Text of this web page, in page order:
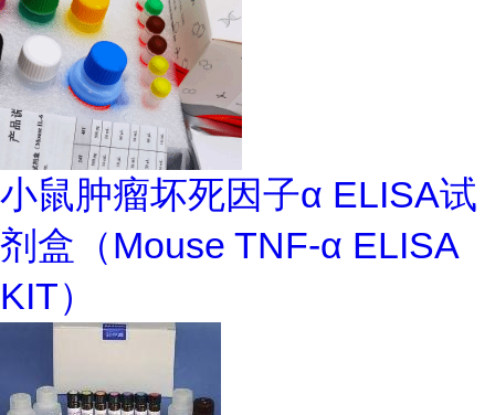
小鼠肿瘤坏死因子α ELISA试
剂盒（Mouse TNF-α ELISA
KIT）